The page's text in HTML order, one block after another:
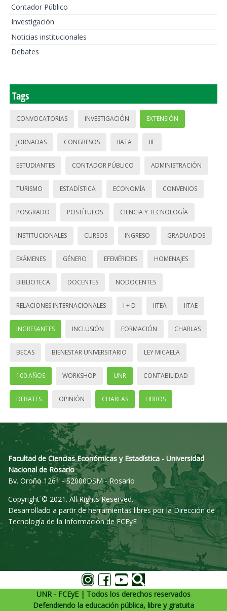
Contador Público
Investigación
Noticias institucionales
Debates
Tags
CONVOCATORIAS INVESTIGACIÓN EXTENSIÓN
JORNADAS CONGRESOS IIATA IIE
ESTUDIANTES CONTADOR PÚBLICO ADMINISTRACIÓN
TURISMO ESTADÍSTICA ECONOMÍA CONVENIOS
POSGRADO POSTÍTULOS CIENCIA Y TECNOLOGÍA
INSTITUCIONALES CURSOS INGRESO GRADUADOS
EXÁMENES GÉNERO EFEMÉRIDES HOMENAJES
BIBLIOTECA DOCENTES NODOCENTES
RELACIONES INTERNACIONALES I + D IITEA IITAE
INGRESANTES INCLUSIÓN FORMACIÓN CHARLAS
BECAS BIENESTAR UNIVERSITARIO LEY MICAELA
100 AÑOS WORKSHOP UNR CONTABILIDAD
DEBATES OPINIÓN CHARLAS LIBROS
Facultad de Ciencias Económicas y Estadística - Universidad
Nacional de Rosario
Bv. Oroño 1261 - S2000DSM - Rosario
Copyright © 2021. All Rights Reserved.
Desarrollado a partir de herramientas libres por la Dirección de
Tecnología de la Información de FCEyE
UNR - FCEyE | Todos los derechos reservados
Defendiendo la educación pública, libre y gratuita